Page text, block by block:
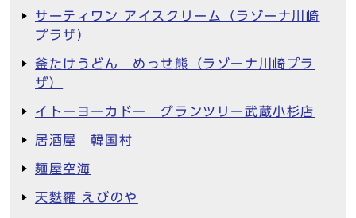
サーティワン アイスクリーム（ラゾーナ川崎
プラザ）
釜たけうどん めっせ熊（ラゾーナ川崎プラ
ザ）
イトーヨーカドー グランツリー武蔵小杉店
居酒屋 韓国村
麺屋空海
天麩羅 えびのや